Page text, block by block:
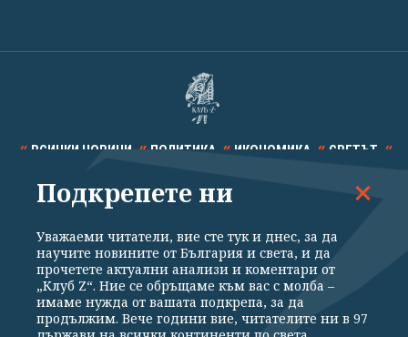
ВСИЧКИ НОВИНИ ПОЛИТИКА ИКОНОМИКА СВЕТЪТ
СПОРТ КУЛТУРА ТЕХНОЛОГИИ КАЛЕЙДОСКОП
Общи условия Политика за поверителност
Подкрепете ни
Уважаеми читатели, вие сте тук и днес, за да
научите новините от България и света, и да
прочетете актуални анализи и коментари от
„Клуб Z“. Ние се обръщаме към вас с молба –
имаме нужда от вашата подкрепа, за да
продължим. Вече години вие, читателите ни в 97